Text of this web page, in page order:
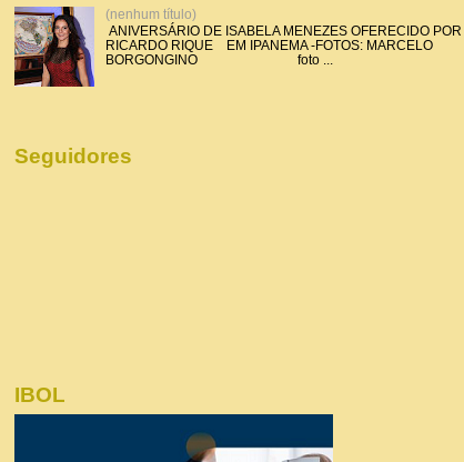
(nenhum título)
ANIVERSÁRIO DE ISABELA MENEZES OFERECIDO POR
RICARDO RIQUE EM IPANEMA -FOTOS: MARCELO
BORGONGINO foto ...
Seguidores
IBOL